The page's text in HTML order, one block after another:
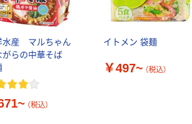
水産 マルちゃん
がらの中華そば
（税込）
イトメン 袋麺
￥497~ （税込）